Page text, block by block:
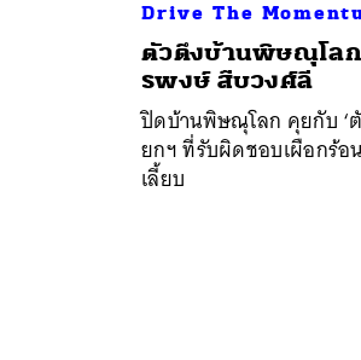
Drive The
ตัวตึงบ้านพิษณุโล
รพงษ์ สืบวงศ์ลี
ปิดบ้านพิษณุโลก คุยกับ ‘
ยกฯ ที่รับผิดชอบเผือกร้อ
เลี้ยบ